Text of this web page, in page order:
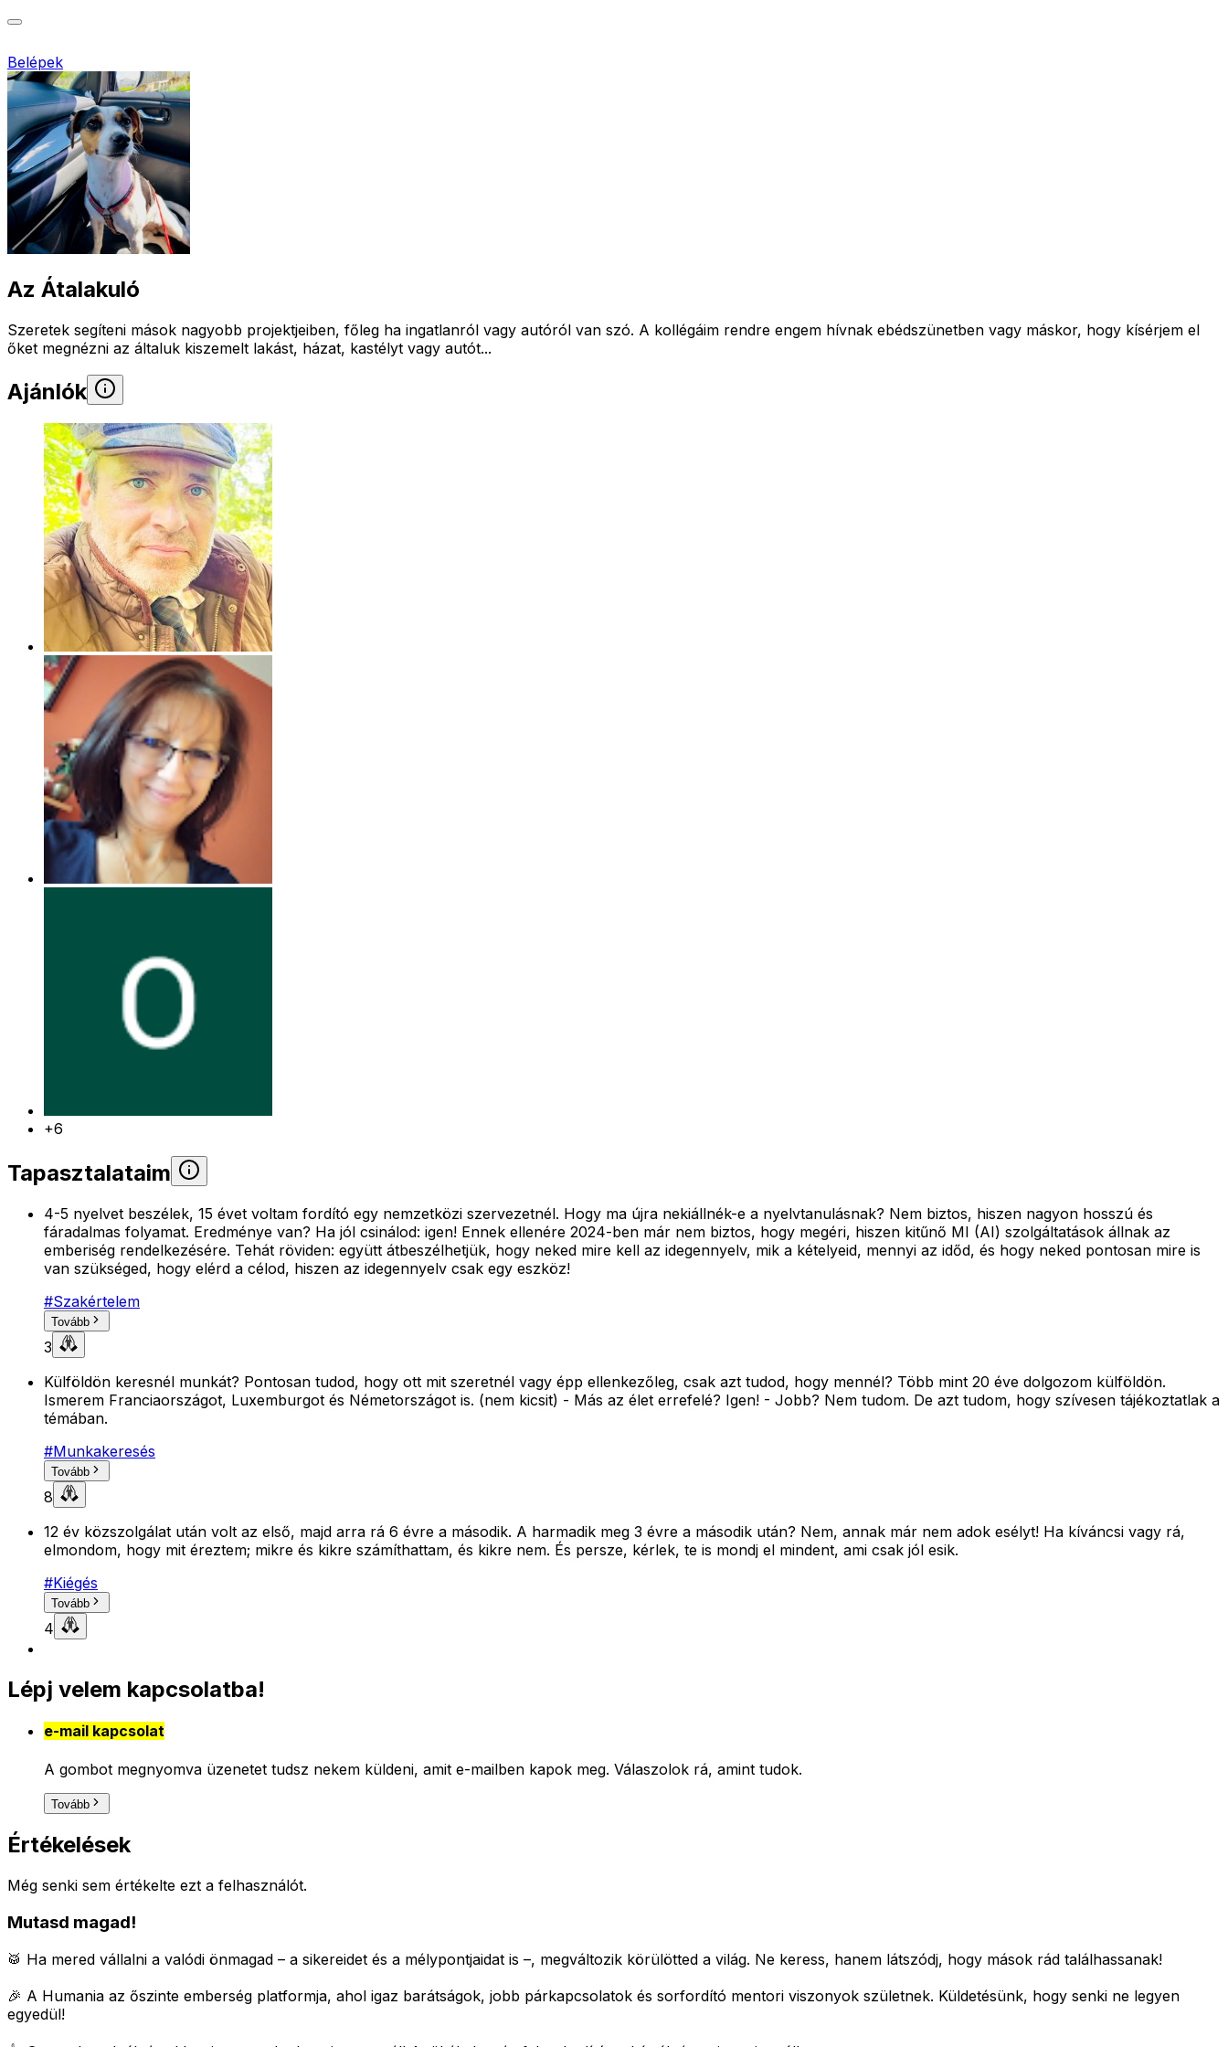
Belépek
Az Átalakuló
Szeretek segíteni mások nagyobb projektjeiben, főleg ha ingatlanról vagy autóról van szó. A kollégáim rendre engem hívnak ebédszünetben vagy máskor, hogy kísérjem el
őket megnézni az általuk kiszemelt lakást, házat, kastélyt vagy autót...
Ajánlók
+6
Tapasztalataim
4-5 nyelvet beszélek, 15 évet voltam fordító egy nemzetközi szervezetnél. Hogy ma újra nekiállnék-e a nyelvtanulásnak? Nem biztos, hiszen nagyon hosszú és
fáradalmas folyamat. Eredménye van? Ha jól csinálod: igen! Ennek ellenére 2024-ben már nem biztos, hogy megéri, hiszen kitűnő MI (AI) szolgáltatások állnak az
emberiség rendelkezésére. Tehát röviden: együtt átbeszélhetjük, hogy neked mire kell az idegennyelv, mik a kételyeid, mennyi az időd, és hogy neked pontosan mire is
van szükséged, hogy elérd a célod, hiszen az idegennyelv csak egy eszköz!
#Szakértelem
Tovább
3
Külföldön keresnél munkát? Pontosan tudod, hogy ott mit szeretnél vagy épp ellenkezőleg, csak azt tudod, hogy mennél? Több mint 20 éve dolgozom külföldön.
Ismerem Franciaországot, Luxemburgot és Németországot is. (nem kicsit) - Más az élet errefelé? Igen! - Jobb? Nem tudom. De azt tudom, hogy szívesen tájékoztatlak a
témában.
#Munkakeresés
Tovább
8
12 év közszolgálat után volt az első, majd arra rá 6 évre a második. A harmadik meg 3 évre a második után? Nem, annak már nem adok esélyt! Ha kíváncsi vagy rá,
elmondom, hogy mit éreztem; mikre és kikre számíthattam, és kikre nem. És persze, kérlek, te is mondj el mindent, ami csak jól esik.
#Kiégés
Tovább
4
Lépj velem kapcsolatba!
e-mail kapcsolat
A gombot megnyomva üzenetet tudsz nekem küldeni, amit e-mailben kapok meg. Válaszolok rá, amint tudok.
Tovább
Értékelések
Még senki sem értékelte ezt a felhasználót.
Mutasd magad!
🥁 Ha mered vállalni a valódi önmagad – a sikereidet és a mélypontjaidat is –, megváltozik körülötted a világ. Ne keress, hanem látszódj, hogy mások rád találhassanak!
🎉 A Humania az őszinte emberség platformja, ahol igaz barátságok, jobb párkapcsolatok és sorfordító mentori viszonyok születnek. Küldetésünk, hogy senki ne legyen
egyedül!